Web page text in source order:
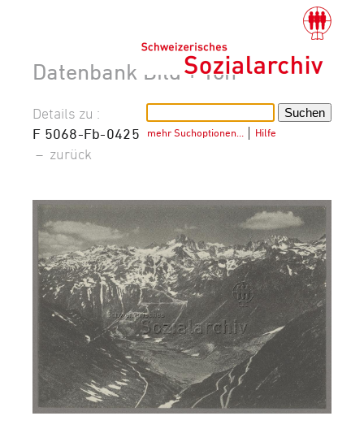
Datenbank Bild + Ton
mehr Suchoptionen… Hilfe
Details zu :
F 5068-Fb-0425
– zurück